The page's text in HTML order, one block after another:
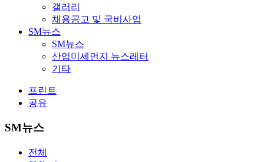
갤러리
채용공고 및 국비사업
SM뉴스
SM뉴스
산업미세먼지 뉴스레터
기타
프린트
공유
SM뉴스
전체